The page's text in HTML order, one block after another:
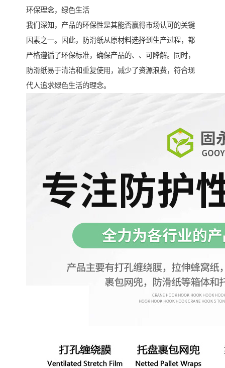
环保理念，绿色生活
我们深知，产品的环保性是其能否赢得市场认可的关键
因素之一。因此，防滑纸从原材料选择到生产过程，都
严格遵循了环保标准，确保产品的、、可降解。同时，
防滑纸易于清洁和重复使用，减少了资源浪费，符合现
代人追求绿色生活的理念。